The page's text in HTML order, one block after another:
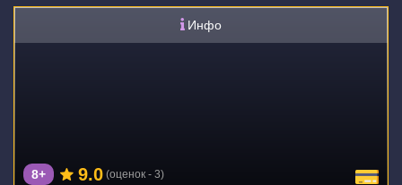
Инфо
8+ 9.0 (оценок - 3)